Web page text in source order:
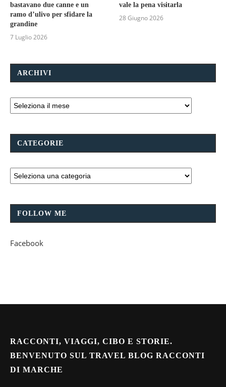
bastavano due canne e un
ramo d’ulivo per sfidare la
grandine
7 Luglio 2026
vale la pena visitarla
28 Giugno 2026
ARCHIVI
CATEGORIE
FOLLOW ME
Facebook
RACCONTI, VIAGGI, CIBO E STORIE.
BENVENUTO SUL TRAVEL BLOG RACCONTI
DI MARCHE